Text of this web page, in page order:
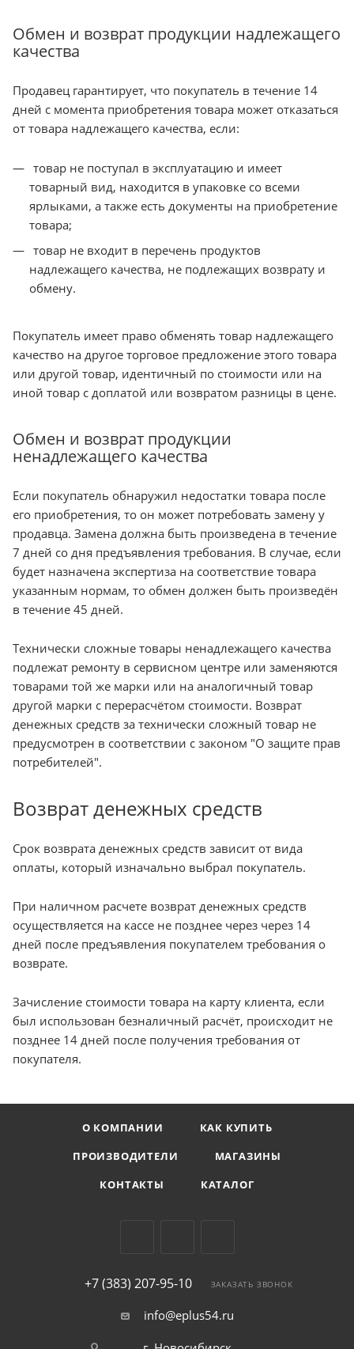
Обмен и возврат продукции надлежащего
качества
Продавец гарантирует, что покупатель в течение 14
дней с момента приобретения товара может отказаться
от товара надлежащего качества, если:
товар не поступал в эксплуатацию и имеет
товарный вид, находится в упаковке со всеми
ярлыками, а также есть документы на приобретение
товара;
товар не входит в перечень продуктов
надлежащего качества, не подлежащих возврату и
обмену.
Покупатель имеет право обменять товар надлежащего
качество на другое торговое предложение этого товара
или другой товар, идентичный по стоимости или на
иной товар с доплатой или возвратом разницы в цене.
Обмен и возврат продукции
ненадлежащего качества
Если покупатель обнаружил недостатки товара после
его приобретения, то он может потребовать замену у
продавца. Замена должна быть произведена в течение
7 дней со дня предъявления требования. В случае, если
будет назначена экспертиза на соответствие товара
указанным нормам, то обмен должен быть произведён
в течение 45 дней.
Технически сложные товары ненадлежащего качества
подлежат ремонту в сервисном центре или заменяются
товарами той же марки или на аналогичный товар
другой марки с перерасчётом стоимости. Возврат
денежных средств за технически сложный товар не
предусмотрен в соответствии с законом "О защите прав
потребителей".
Возврат денежных средств
Срок возврата денежных средств зависит от вида
оплаты, который изначально выбрал покупатель.
При наличном расчете возврат денежных средств
осуществляется на кассе не позднее через через 14
дней после предъявления покупателем требования о
возврате.
Зачисление стоимости товара на карту клиента, если
был использован безналичный расчёт, происходит не
позднее 14 дней после получения требования от
покупателя.
О КОМПАНИИ
КАК КУПИТЬ
ПРОИЗВОДИТЕЛИ
МАГАЗИНЫ
КОНТАКТЫ
КАТАЛОГ
+7 (383) 207-95-10 ЗАКАЗАТЬ ЗВОНОК
info@eplus54.ru